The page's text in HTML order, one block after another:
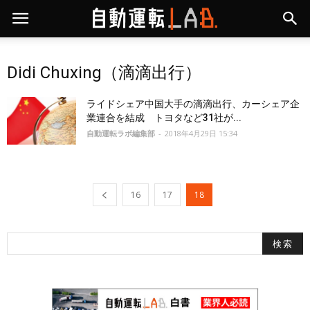
Didi Chuxing（滴滴出行）
ライドシェア中国大手の滴滴出行、カーシェア企
業連合を結成 トヨタなど31社が...
自動運転ラボ編集部 - 2018年4月29日 15:34
16 17 18